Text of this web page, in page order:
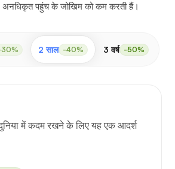
पहुंच के जोखिम को कम करती हैं।
2 साल -40% 3 वर्ष -50%
दुनिया में कदम रखने के लिए यह एक आदर्श